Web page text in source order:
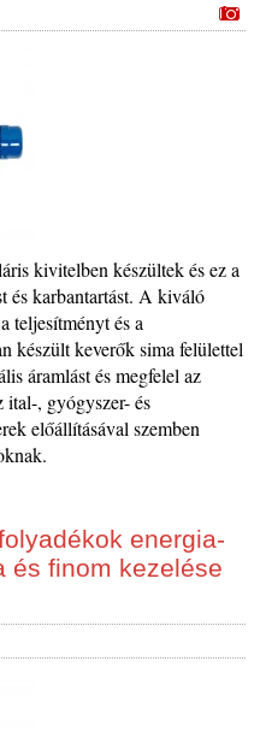
kivitelben készültek és ez a
és karbantartást. A kiváló
teljesítményt és a
készült keverők sima felülettel
áramlást és megfelel az
ital-, gyógyszer- és
előállításával szemben
energia-
és finom kezelése